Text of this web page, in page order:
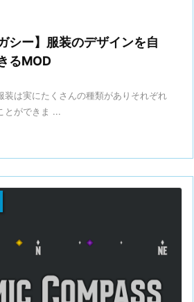
シー】服装のデザインを自
るMOD
装は実にたくさんの種類がありそれぞれ
とができま ...